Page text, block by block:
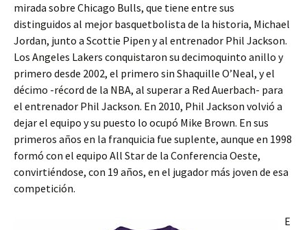
mirada sobre Chicago Bulls, que tiene entre sus
distinguidos al mejor basquetbolista de la historia, Michael
Jordan, junto a Scottie Pipen y al entrenador Phil Jackson.
Los Angeles Lakers conquistaron su decimoquinto anillo y
primero desde 2002, el primero sin Shaquille O’Neal, y el
décimo -récord de la NBA, al superar a Red Auerbach- para
el entrenador Phil Jackson. En 2010, Phil Jackson volvió a
dejar el equipo y su puesto lo ocupó Mike Brown. En sus
primeros años en la franquicia fue suplente, aunque en 1998
formó con el equipo All Star de la Conferencia Oeste,
convirtiéndose, con 19 años, en el jugador más joven de esa
competición.
E